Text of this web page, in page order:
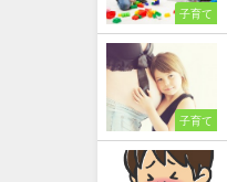
子育て
子育て